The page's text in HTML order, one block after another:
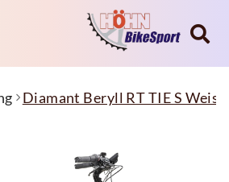
Diamant Beryll RT TIE S